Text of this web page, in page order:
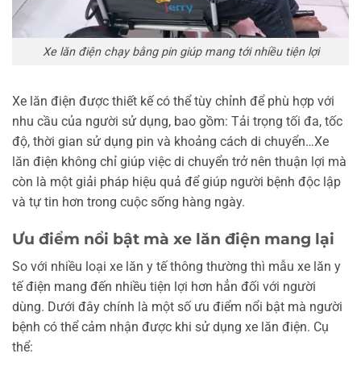
Xe lăn điện chạy bằng pin giúp mang tới nhiều tiện lợi
Xe lăn điện được thiết kế có thể tùy chỉnh để phù hợp với
nhu cầu của người sử dụng, bao gồm: Tải trọng tối đa, tốc
độ, thời gian sử dụng pin và khoảng cách di chuyển…Xe
lăn điện không chỉ giúp việc di chuyển trở nên thuận lợi mà
còn là một giải pháp hiệu quả để giúp người bệnh độc lập
và tự tin hơn trong cuộc sống hàng ngày.
Ưu điểm nổi bật mà xe lăn điện mang lại
So với nhiều loại xe lăn y tế thông thường thì mẫu xe lăn y
tế điện mang đến nhiều tiện lợi hơn hẳn đối với người
dùng. Dưới đây chính là một số ưu điểm nổi bật mà người
bệnh có thể cảm nhận được khi sử dụng xe lăn điện. Cụ
thể: